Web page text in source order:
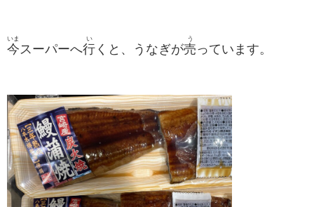
今
いま
スーパーへ行
い
くと、うなぎが売
う
っています。